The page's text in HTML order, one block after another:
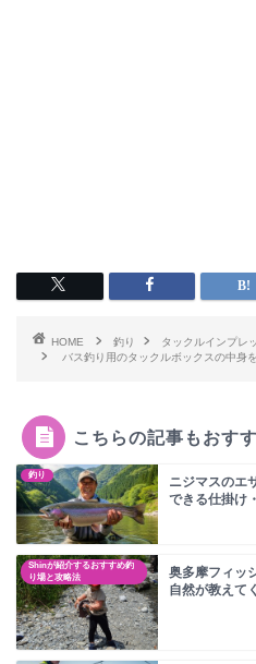
HOME 釣り
タックルインプレ
バス釣り用のタックルボックスの中身
こちらの記事もおす
釣り
ニジマスのエ
できる仕掛け
Shinが紹介するおすすめ釣
り場と攻略法
奥多摩フィッ
自然が教えて